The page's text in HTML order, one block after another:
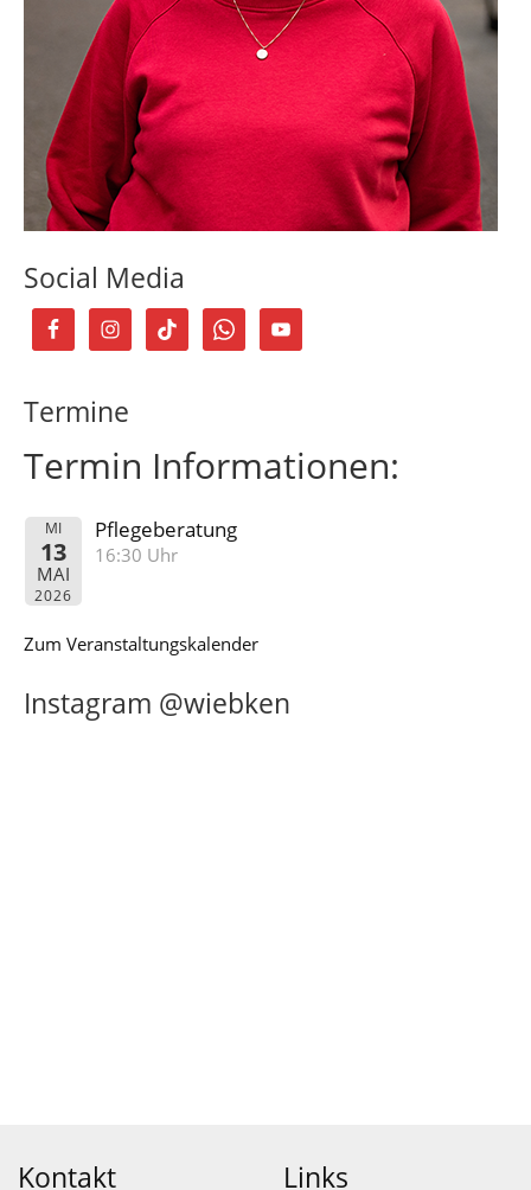
Social Media
Termine
Termin Informationen:
MI
13
MAI
2026
Pflegeberatung
16:30 Uhr
Zum Veranstaltungskalender
Instagram @wiebken
Kontakt Links